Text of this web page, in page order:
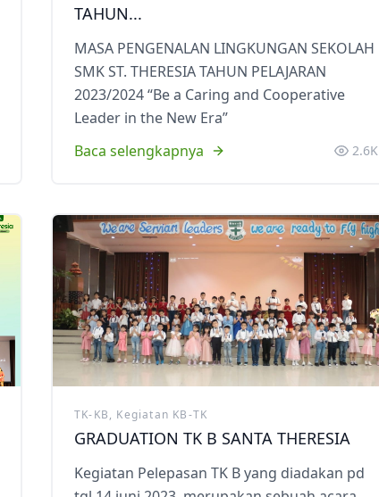
TAHUN...
MASA PENGENALAN LINGKUNGAN SEKOLAH
SMK ST. THERESIA TAHUN PELAJARAN
2023/2024 “Be a Caring and Cooperative
Leader in the New Era”
Baca selengkapnya
2.6K
TK-KB, Kegiatan KB-TK
GRADUATION TK B SANTA THERESIA
Kegiatan Pelepasan TK B yang diadakan pd